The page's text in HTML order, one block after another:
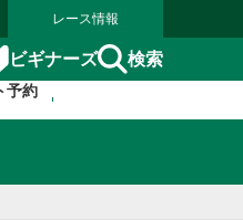
レース情報
ビギナーズ 検索
予約